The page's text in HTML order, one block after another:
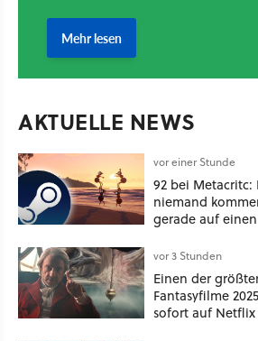
AKTUELLE NEWS
vor einer Stunde
92 bei
niemand
gerade auf
vor 3 Stunden
Einen der
Fantasyfilme
sofort auf